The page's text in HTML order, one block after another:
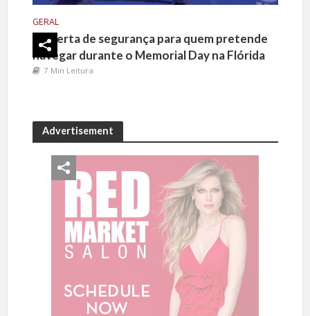
GERAL
Alerta de segurança para quem pretende
navegar durante o Memorial Day na Flórida
7 Min Leitura
Advertisement